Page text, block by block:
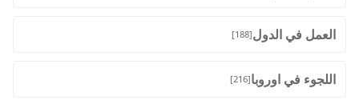
العمل في الدول[188]
اللجوء في اوروبا[216]